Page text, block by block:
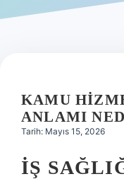
Hakkımızda
KAMU
ANLAMI
Tarih: Mayıs 15, 2026
İŞ